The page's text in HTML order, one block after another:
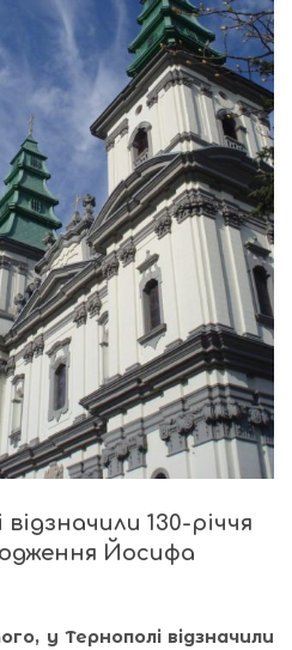
130-річчя
Йосифа
у Тернополі відзначили